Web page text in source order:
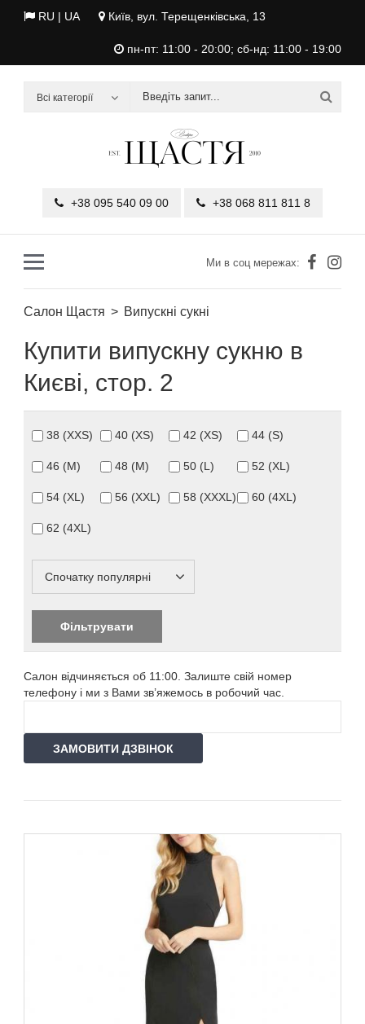
RU | UA Київ, вул. Терещенківська, 13
пн-пт: 11:00 - 20:00; сб-нд: 11:00 - 19:00
Всі категорії
+38 095 540 09 00 +38 068 811 811 8
Ми в соц мережах:
Салон Щастя Випускні сукні
Купити випускну сукню в
Києві, стор. 2
38 (XXS) 40 (XS) 42 (XS) 44 (S)
46 (M) 48 (M) 50 (L) 52 (XL)
54 (XL) 56 (XXL) 58 (XXXL) 60 (4XL)
62 (4XL)
Спочатку популярні
Салон відчиняється об 11:00. Залиште свій номер
телефону і ми з Вами зв’яжемось в робочий час.
ЗАМОВИТИ ДЗВІНОК